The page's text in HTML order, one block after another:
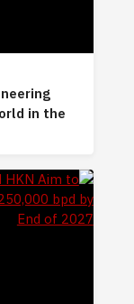
in the